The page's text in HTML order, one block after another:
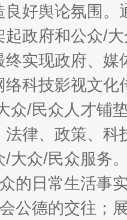
良好舆论氛围
政府和公众/
实现政府、
络科技影视文
众/民众人才铺
法律、政策、
大众/民众服务
的日常生活事
公德的交往；